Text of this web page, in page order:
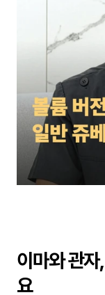
이마와 관
요